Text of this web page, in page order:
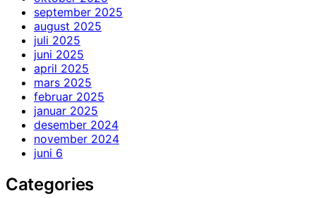
september 2025
august 2025
juli 2025
juni 2025
april 2025
mars 2025
februar 2025
januar 2025
desember 2024
november 2024
juni 6
Categories